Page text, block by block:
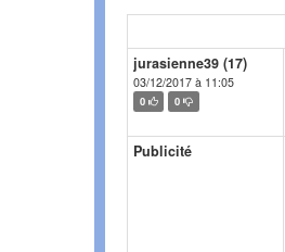
jurasienne39 (17)
03/12/2017 à 11:05
0 0
Publicité